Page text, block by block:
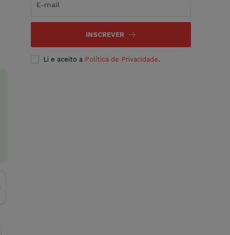
INSCREVER
Li e aceito a Política de Privacidade.